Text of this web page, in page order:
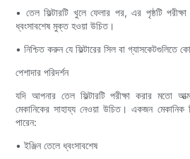
• তেল ফিল্টারটি খুলে ফেলার পর, এর পৃষ্ঠটি
ধ্বংসাবশেষ মুক্ত হওয়া উচিত।
• নিশ্চিত করুন যে ফিল্টারের সিল বা গ্যাসকেটগুলিতে
পেশাদার পরিদর্শন
যদি আপনার তেল ফিল্টারটি পরীক্ষা করার মতো
মেকানিকের সাহায্য নেওয়া উচিত। একজন মেকানিক
পারেন:
• ইঞ্জিন তেলে ধ্বংসাবশেষ